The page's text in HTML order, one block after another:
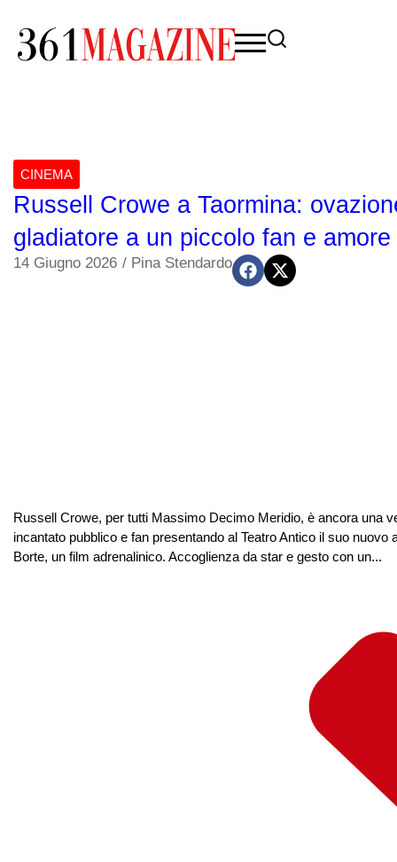
CINEMA
Russell Crowe a Taormina:
gladiatore a un piccolo fan e
14 Giugno 2026 / Pina Stendardo
Russell Crowe, per tutti Massimo Decimo Meridio, è ancora una
incantato pubblico e fan presentando al Teatro Antico il suo
Borte, un film adrenalinico. Accoglienza da star e gesto con un...